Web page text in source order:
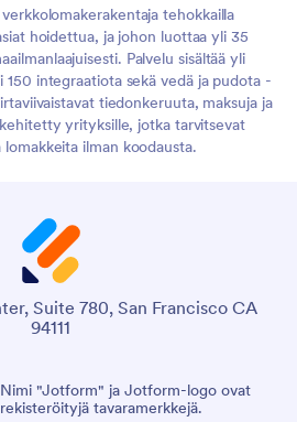
tehokkailla
hoidettua, ja johon luottaa yli 35
Palvelu sisältää yli
integraatiota sekä vedä ja pudota -
tiedonkeruuta, maksuja ja
yrityksille, jotka tarvitsevat
lomakkeita ilman koodausta.
Suite 780, San Francisco CA
94111
"Jotform" ja Jotform-logo ovat
tavaramerkkejä.